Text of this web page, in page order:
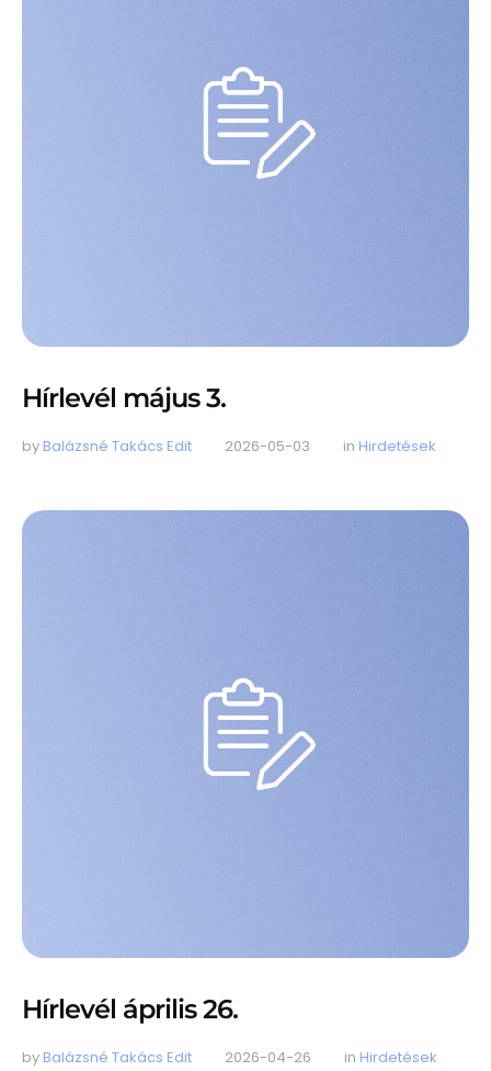
Hírlevél május 3.
by Balázsné Takács Edit 2026-05-03 in Hirdetések
Hírlevél április 26.
by Balázsné Takács Edit 2026-04-26 in Hirdetések